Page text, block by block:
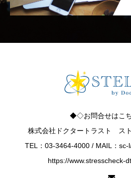
◆◇お問合せはこ
株式会社ドクタートラスト ス
TEL：03-3464-4000 / MAIL：
https://www.stresscheck-